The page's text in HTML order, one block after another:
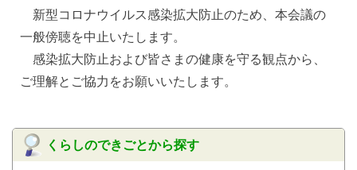
新型コロナウイルス感染拡大防止のため、本会議の
一般傍聴を中止いたします。
感染拡大防止および皆さまの健康を守る観点から、
ご理解とご協力をお願いいたします。
くらしのできごとから探す